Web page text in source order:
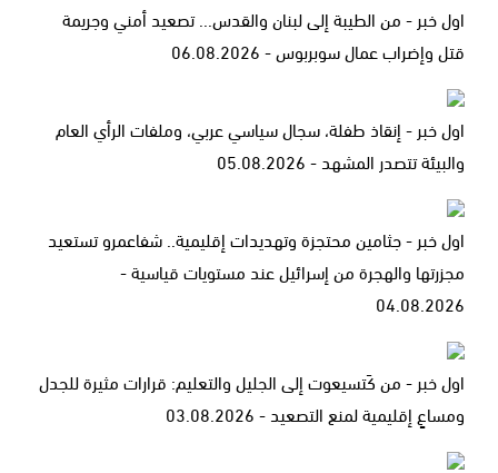
اول خبر - من الطيبة إلى لبنان والقدس... تصعيد أمني وجريمة
قتل وإضراب عمال سوبربوس - 06.08.2026
اول خبر - إنقاذ طفلة، سجال سياسي عربي، وملفات الرأي العام
والبيئة تتصدر المشهد - 05.08.2026
اول خبر - جثامين محتجزة وتهديدات إقليمية.. شفاعمرو تستعيد
مجزرتها والهجرة من إسرائيل عند مستويات قياسية -
04.08.2026
اول خبر - من كَتسيعوت إلى الجليل والتعليم: قرارات مثيرة للجدل
ومساعٍ إقليمية لمنع التصعيد - 03.08.2026